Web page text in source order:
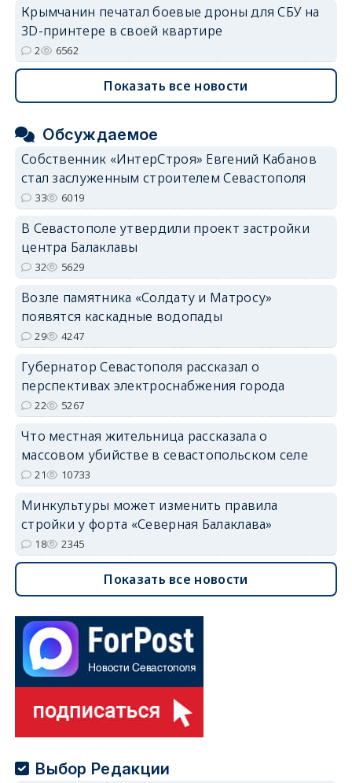
Крымчанин печатал боевые дроны для СБУ на
3D-принтере в своей квартире
2 6562
Показать все новости
Обсуждаемое
Собственник «ИнтерСтроя» Евгений Кабанов
стал заслуженным строителем Севастополя
33 6019
В Севастополе утвердили проект застройки
центра Балаклавы
32 5629
Возле памятника «Солдату и Матросу»
появятся каскадные водопады
29 4247
Губернатор Севастополя рассказал о
перспективах электроснабжения города
22 5267
Что местная жительница рассказала о
массовом убийстве в севастопольском селе
21 10733
Минкультуры может изменить правила
стройки у форта «Северная Балаклава»
18 2345
Показать все новости
Выбор Редакции